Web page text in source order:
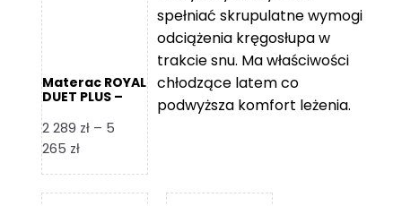
Materac ROYAL
DUET PLUS –
2 289 zł – 5
265 złZakres
od
spełniać skrupulatne wymogi
odciążenia kręgosłupa w
trakcie snu. Ma właściwości
chłodzące latem co
podwyższa komfort leżenia.